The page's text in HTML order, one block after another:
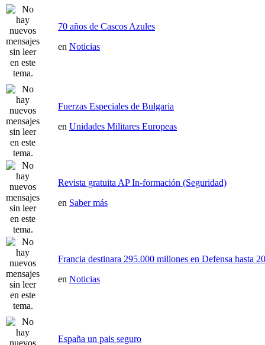
70 años de Cascos Azules
en Noticias
Fuerzas Especiales de Bulgaria
en Unidades Militares Europeas
Revista gratuita AP In-formación (Seguridad)
en Saber más
Francia destinara 295.000 millones en Defensa hasta
en Noticias
España un pais seguro